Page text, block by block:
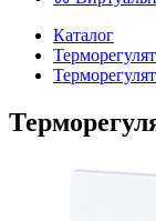
Каталог